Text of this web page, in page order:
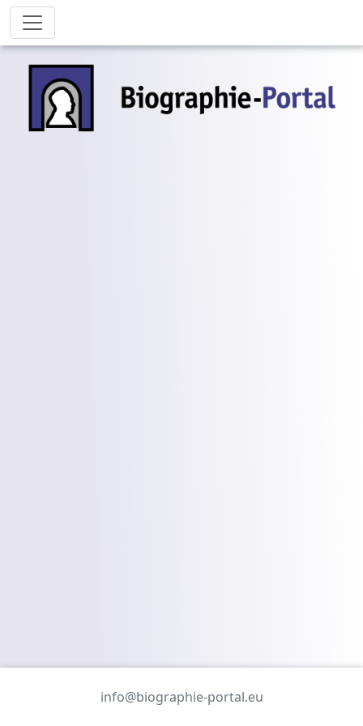
info@biographie-portal.eu